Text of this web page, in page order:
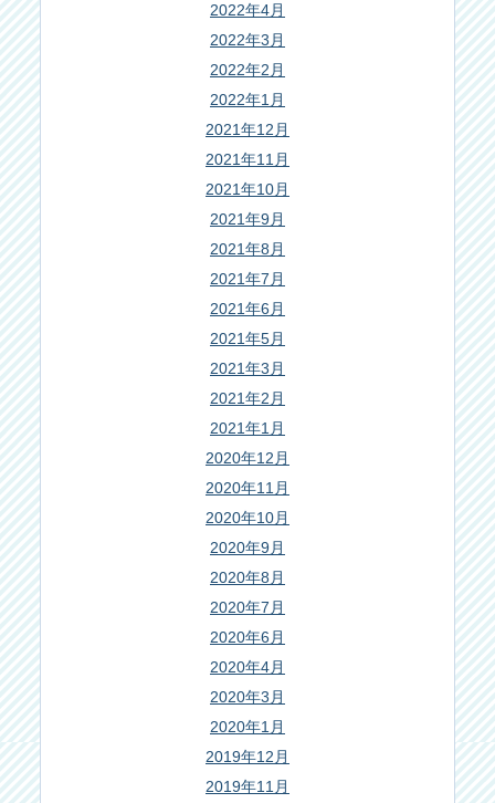
2022年4月
2022年3月
2022年2月
2022年1月
2021年12月
2021年11月
2021年10月
2021年9月
2021年8月
2021年7月
2021年6月
2021年5月
2021年3月
2021年2月
2021年1月
2020年12月
2020年11月
2020年10月
2020年9月
2020年8月
2020年7月
2020年6月
2020年4月
2020年3月
2020年1月
2019年12月
2019年11月